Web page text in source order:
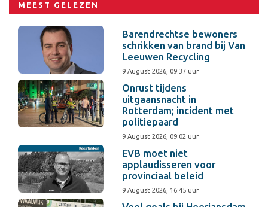
MEEST GELEZEN
Barendrechtse bewoners
schrikken van brand bij Van
Leeuwen Recycling
9 August 2026, 09:37 uur
Onrust tijdens
uitgaansnacht in
Rotterdam; incident met
politiepaard
9 August 2026, 09:02 uur
EVB moet niet
applaudisseren voor
provinciaal beleid
9 August 2026, 16:45 uur